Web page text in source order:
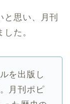
思い、月刊
した。
を出版し
月刊ポピ